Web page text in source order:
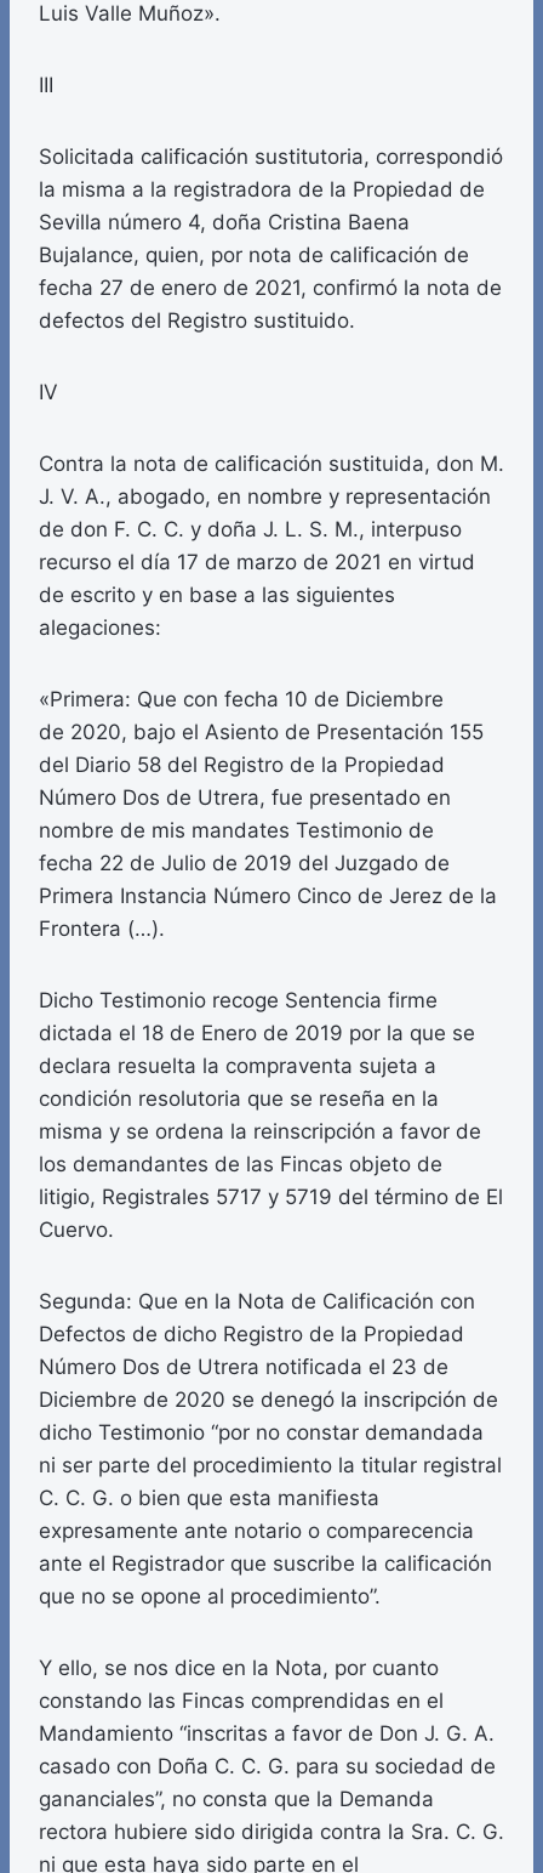
Luis Valle Muñoz».
III
Solicitada calificación sustitutoria, correspondió
la misma a la registradora de la Propiedad de
Sevilla número 4, doña Cristina Baena
Bujalance, quien, por nota de calificación de
fecha 27 de enero de 2021, confirmó la nota de
defectos del Registro sustituido.
IV
Contra la nota de calificación sustituida, don M.
J. V. A., abogado, en nombre y representación
de don F. C. C. y doña J. L. S. M., interpuso
recurso el día 17 de marzo de 2021 en virtud
de escrito y en base a las siguientes
alegaciones:
«Primera: Que con fecha 10 de Diciembre
de 2020, bajo el Asiento de Presentación 155
del Diario 58 del Registro de la Propiedad
Número Dos de Utrera, fue presentado en
nombre de mis mandates Testimonio de
fecha 22 de Julio de 2019 del Juzgado de
Primera Instancia Número Cinco de Jerez de la
Frontera (…).
Dicho Testimonio recoge Sentencia firme
dictada el 18 de Enero de 2019 por la que se
declara resuelta la compraventa sujeta a
condición resolutoria que se reseña en la
misma y se ordena la reinscripción a favor de
los demandantes de las Fincas objeto de
litigio, Registrales 5717 y 5719 del término de El
Cuervo.
Segunda: Que en la Nota de Calificación con
Defectos de dicho Registro de la Propiedad
Número Dos de Utrera notificada el 23 de
Diciembre de 2020 se denegó la inscripción de
dicho Testimonio “por no constar demandada
ni ser parte del procedimiento la titular registral
C. C. G. o bien que esta manifiesta
expresamente ante notario o comparecencia
ante el Registrador que suscribe la calificación
que no se opone al procedimiento”.
Y ello, se nos dice en la Nota, por cuanto
constando las Fincas comprendidas en el
Mandamiento “inscritas a favor de Don J. G. A.
casado con Doña C. C. G. para su sociedad de
gananciales”, no consta que la Demanda
rectora hubiere sido dirigida contra la Sra. C. G.
ni que esta haya sido parte en el